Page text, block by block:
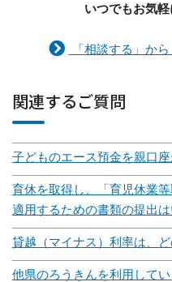
いつでもお気軽
「相談する」か
関連するご質問
子どものエース預金を親口
育休を取得し、「育児休業
適用するための書類の提出
貸越（マイナス）利率は、
他県のろうきんを利用して